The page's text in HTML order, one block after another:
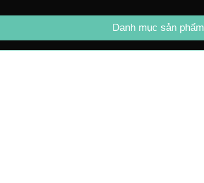
Danh mục sản phẩm